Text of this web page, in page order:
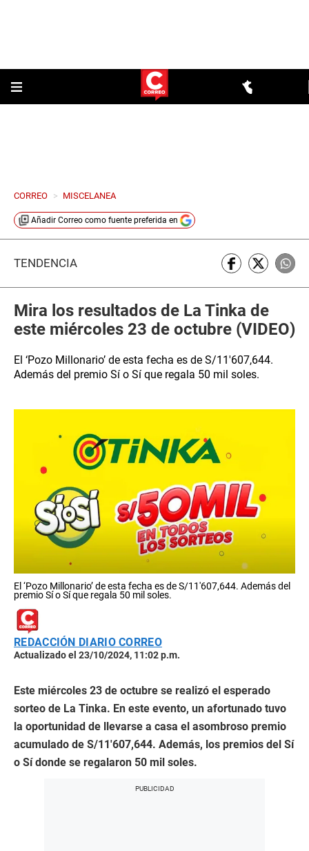
CORREO > MISCELANEA
Añadir Correo como fuente preferida en
TENDENCIA
Mira los resultados de La Tinka de
este miércoles 23 de octubre (VIDEO)
El ‘Pozo Millonario’ de esta fecha es de S/11′607,644.
Además del premio Sí o Sí que regala 50 mil soles.
El ‘Pozo Millonario’ de esta fecha es de S/11′607,644. Además del
premio Sí o Sí que regala 50 mil soles.
REDACCIÓN DIARIO CORREO
Actualizado el 23/10/2024, 11:02 p.m.
Este miércoles 23 de octubre se realizó el esperado
sorteo de La Tinka. En este evento, un afortunado tuvo
la oportunidad de llevarse a casa el asombroso premio
acumulado de S/11′607,644. Además, los premios del Sí
o Sí donde se regalaron 50 mil soles.